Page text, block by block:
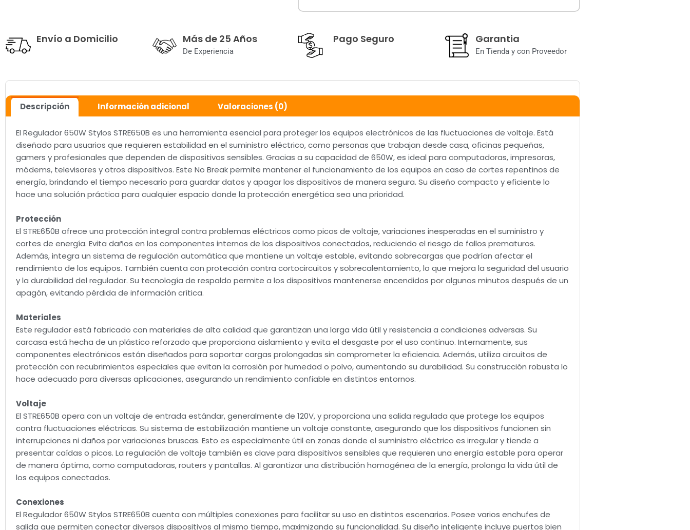
Envío a Domicilio Más de 25 Años
De Experiencia
Pago Seguro Garantia
En Tienda y con Proveedor
Descripción Información adicional Valoraciones (0)
El Regulador 650W Stylos STRE650B es una herramienta esencial para proteger los equipos electrónicos de las fluctuaciones de voltaje. Está
diseñado para usuarios que requieren estabilidad en el suministro eléctrico, como personas que trabajan desde casa, oficinas pequeñas,
gamers y profesionales que dependen de dispositivos sensibles. Gracias a su capacidad de 650W, es ideal para computadoras, impresoras,
módems, televisores y otros dispositivos. Este No Break permite mantener el funcionamiento de los equipos en caso de cortes repentinos de
energía, brindando el tiempo necesario para guardar datos y apagar los dispositivos de manera segura. Su diseño compacto y eficiente lo
hace una solución práctica para cualquier espacio donde la protección energética sea una prioridad.
Protección
El STRE650B ofrece una protección integral contra problemas eléctricos como picos de voltaje, variaciones inesperadas en el suministro y
cortes de energía. Evita daños en los componentes internos de los dispositivos conectados, reduciendo el riesgo de fallos prematuros.
Además, integra un sistema de regulación automática que mantiene un voltaje estable, evitando sobrecargas que podrían afectar el
rendimiento de los equipos. También cuenta con protección contra cortocircuitos y sobrecalentamiento, lo que mejora la seguridad del usuario
y la durabilidad del regulador. Su tecnología de respaldo permite a los dispositivos mantenerse encendidos por algunos minutos después de un
apagón, evitando pérdida de información crítica.
Materiales
Este regulador está fabricado con materiales de alta calidad que garantizan una larga vida útil y resistencia a condiciones adversas. Su
carcasa está hecha de un plástico reforzado que proporciona aislamiento y evita el desgaste por el uso continuo. Internamente, sus
componentes electrónicos están diseñados para soportar cargas prolongadas sin comprometer la eficiencia. Además, utiliza circuitos de
protección con recubrimientos especiales que evitan la corrosión por humedad o polvo, aumentando su durabilidad. Su construcción robusta lo
hace adecuado para diversas aplicaciones, asegurando un rendimiento confiable en distintos entornos.
Voltaje
El STRE650B opera con un voltaje de entrada estándar, generalmente de 120V, y proporciona una salida regulada que protege los equipos
contra fluctuaciones eléctricas. Su sistema de estabilización mantiene un voltaje constante, asegurando que los dispositivos funcionen sin
interrupciones ni daños por variaciones bruscas. Esto es especialmente útil en zonas donde el suministro eléctrico es irregular y tiende a
presentar caídas o picos. La regulación de voltaje también es clave para dispositivos sensibles que requieren una energía estable para operar
de manera óptima, como computadoras, routers y pantallas. Al garantizar una distribución homogénea de la energía, prolonga la vida útil de
los equipos conectados.
Conexiones
El Regulador 650W Stylos STRE650B cuenta con múltiples conexiones para facilitar su uso en distintos escenarios. Posee varios enchufes de
salida que permiten conectar diversos dispositivos al mismo tiempo, maximizando su funcionalidad. Su diseño inteligente incluye puertos bien